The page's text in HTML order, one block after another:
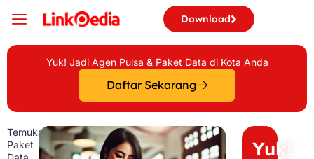
Download
Yuk! Jadi Agen Pulsa & Paket Data di Kota Anda
Daftar Sekarang
Temukan
Paket
Yuk!